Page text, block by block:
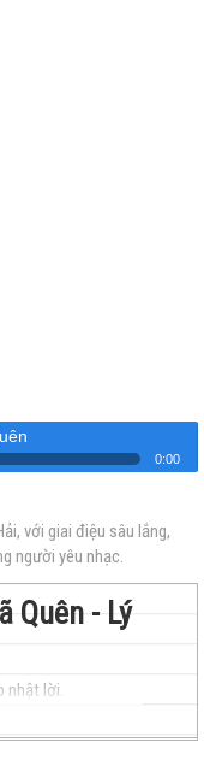
0:00
với giai điệu sâu lắng,
người yêu nhạc.
Quên - Lý
nhật lời.